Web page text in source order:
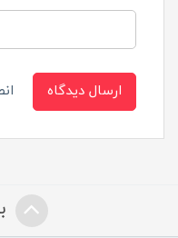
ارسال دیدگاه